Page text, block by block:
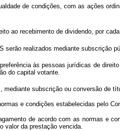
de condições, com as ações
ao recebimento de dividendo, por
serão realizados mediante subscrição
às pessoas jurídicas de
do capital votante.
mediante subscrição ou conversão de
e condições estabelecidas pelo
de acordo com as normas e
valor da prestação vencida.